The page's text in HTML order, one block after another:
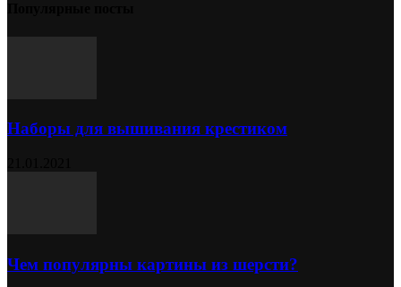
Наборы для вышивания крестиком
Чем популярны картины из шерсти?